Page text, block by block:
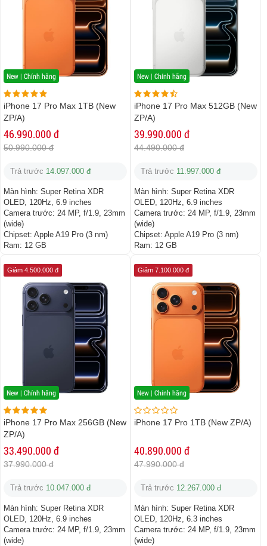
New | Chính hãng
iPhone 17 Pro Max 1TB (New
ZP/A)
46.990.000 đ
50.990.000 đ
Trả trước 14.097.000 đ
Màn hình: Super Retina XDR
OLED, 120Hz, 6.9 inches
Camera trước: 24 MP, f/1.9, 23mm
(wide)
Chipset: Apple A19 Pro (3 nm)
Ram: 12 GB
New | Chính hãng
iPhone 17 Pro Max 512GB (New
ZP/A)
39.990.000 đ
44.490.000 đ
Trả trước 11.997.000 đ
Màn hình: Super Retina XDR
OLED, 120Hz, 6.9 inches
Camera trước: 24 MP, f/1.9, 23mm
(wide)
Chipset: Apple A19 Pro (3 nm)
Ram: 12 GB
New | Chính hãng
Giảm 4.500.000 đ
iPhone 17 Pro Max 256GB (New
ZP/A)
33.490.000 đ
37.990.000 đ
Trả trước 10.047.000 đ
Màn hình: Super Retina XDR
OLED, 120Hz, 6.9 inches
Camera trước: 24 MP, f/1.9, 23mm
(wide)
New | Chính hãng
Giảm 7.100.000 đ
iPhone 17 Pro 1TB (New ZP/A)
40.890.000 đ
47.990.000 đ
Trả trước 12.267.000 đ
Màn hình: Super Retina XDR
OLED, 120Hz, 6.3 inches
Camera trước: 24 MP, f/1.9, 23mm
(wide)